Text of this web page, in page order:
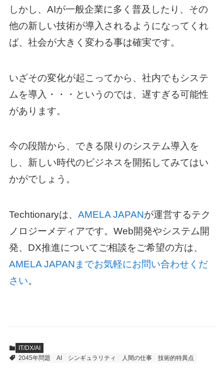
しかし、AIが一般企業に多く普及したり、その
他の新しい技術が導入されるようになってくれ
ば、社会が大きく変わる事は確実です。
いざその変化が起こってから、社内でもシステ
ムを導入・・・というのでは、遅すぎる可能性
があります。
今の段階から、できる限りのシステム導入を
し、新しい時代のビジネスを開拓してみてはい
かがでしょう。
Techtionaryは、 AMELA JAPANが運営するテク
ノロジーメディアです。Web開発やシステム開
発、DX推進についてご相談をご希望の方は、
AMELA JAPANまでお気軽にお問い合わせくだ
さい。
IT/DX/AI
2045年問題
AI シンギュラリティ 人間の仕事 技術的特異点